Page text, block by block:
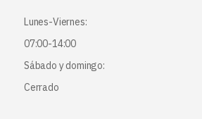
Lunes-Viernes:
07:00-14:00
Sábado y domingo:
Cerrado